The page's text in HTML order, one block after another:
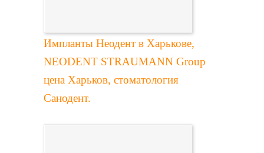
Импланты Неодент в Харькове,
NEODENT STRAUMANN Group
цена Харьков, стоматология
Санодент.